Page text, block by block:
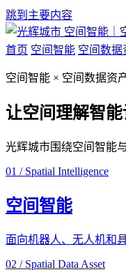
跳到主要内容
空间智能｜
首页 空间智能 空间数据
空间智能 × 空间数据资
让空间理解智能
光辉城市围绕空间智能
01 / Spatial Intelligence
空间智能
面向机器人、无人机和
02 / Spatial Data Asset